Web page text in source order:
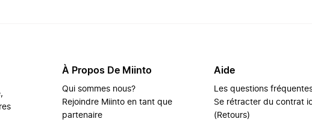
À Propos De Miinto
Qui sommes nous?
Rejoindre Miinto en tant que
partenaire
Aide
Les questions
Se rétracter du contrat
(Retours)